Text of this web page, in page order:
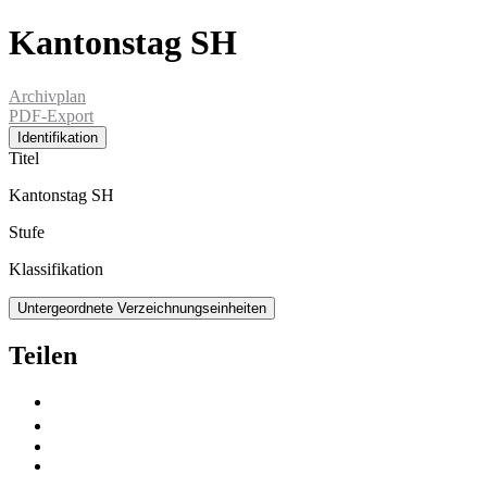
Kantonstag SH
Archivplan
PDF-Export
Identifikation
Titel
Kantonstag SH
Stufe
Klassifikation
Untergeordnete Verzeichnungseinheiten
Teilen